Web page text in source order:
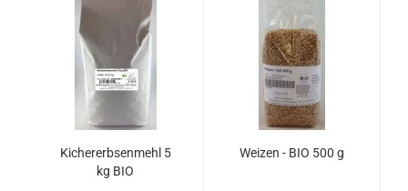
Kichererbsenmehl 5
kg BIO
Weizen - BIO 500 g